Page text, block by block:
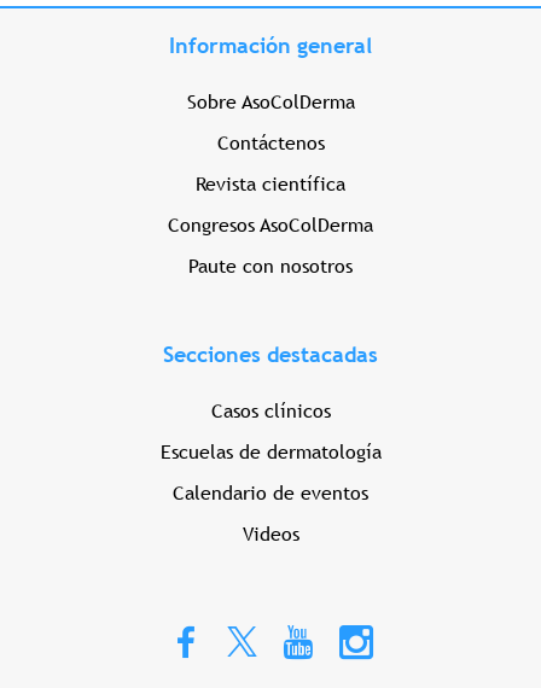
Información general
Sobre AsoColDerma
Contáctenos
Revista científica
Congresos AsoColDerma
Paute con nosotros
Secciones destacadas
Casos clínicos
Escuelas de dermatología
Calendario de eventos
Videos